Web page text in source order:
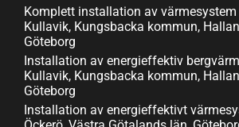
Komplett installation av
Kullavik, Kungsbacka kommun,
Göteborg
Installation av energieffektiv
Kullavik, Kungsbacka kommun,
Göteborg
Installation av energieffektivt